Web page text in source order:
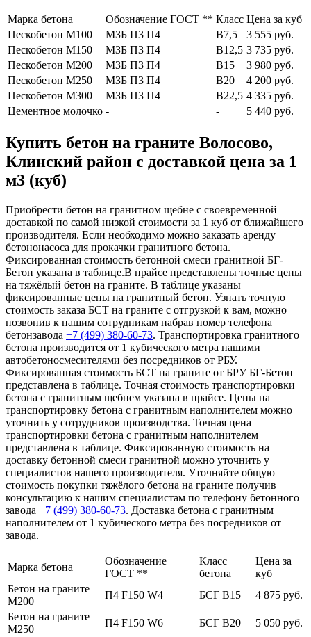
Марка бетона Обозначение ГОСТ ** Класс Цена за куб
Пескобетон М100
МЗБ П3 П4 В7,5
3 555 руб.
Пескобетон М150
МЗБ П3 П4 В12,5 3 735 руб.
Пескобетон М200
МЗБ П3 П4 В15
3 980 руб.
Пескобетон М250
МЗБ П3 П4 В20
4 200 руб.
Пескобетон М300
МЗБ П3 П4 В22,5 4 335 руб.
Цементное молочко - - 5 440 руб.
Купить бетон на граните Волосово,
Клинский район с доставкой цена за 1
м3 (куб)
Приобрести бетон на гранитном щебне с своевременной
доставкой по самой низкой стоимости за 1 куб от ближайшего
производителя. Если необходимо можно заказать аренду
бетононасоса для прокачки гранитного бетона.
Фиксированная стоимость бетонной смеси гранитной БГ-
Бетон указана в таблице.В прайсе представлены точные цены
на тяжёлый бетон на граните. В таблице указаны
фиксированные цены на гранитный бетон. Узнать точную
стоимость заказа БСТ на граните с отгрузкой к вам, можно
позвонив к нашим сотрудникам набрав номер телефона
бетонзавода +7 (499) 380-60-73. Транспортировка гранитного
бетона производится от 1 кубического метра нашими
автобетоносмесителями без посредников от РБУ.
Фиксированная стоимость БСТ на граните от БРУ БГ-Бетон
представлена в таблице. Точная стоимость транспортировки
бетона с гранитным щебнем указана в прайсе. Цены на
транспортировку бетона с гранитным наполнителем можно
уточнить у сотрудников производства. Точная цена
транспортировки бетона с гранитным наполнителем
представлена в таблице. Фиксированную стоимость на
доставку бетонной смеси гранитной можно уточнить у
специалистов нашего производителя. Уточняйте общую
стоимость покупки тяжёлого бетона на граните получив
консультацию к нашим специалистам по телефону бетонного
завода +7 (499) 380-60-73. Доставка бетона с гранитным
наполнителем от 1 кубического метра без посредников от
завода.
Марка бетона
Обозначение
ГОСТ **
Класс
бетона
Цена за
куб
Бетон на граните
М200
П4 F150 W4 БСГ В15
4 875 руб.
Бетон на граните
М250
П4 F150 W6 БСГ В20
5 050 руб.